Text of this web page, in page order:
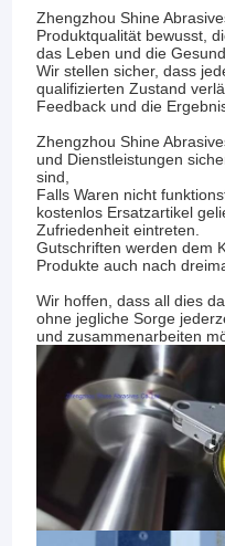
Zhengzhou Shine
Produktqualität bewusst,
das Leben und die
Wir stellen sicher, dass
qualifizierten Zustand
Feedback und die
Zhengzhou Shine
und Dienstleistungen
sind,
Falls Waren nicht
kostenlos Ersatzartikel
Zufriedenheit eintreten.
Gutschriften werden dem
Produkte auch nach
Wir hoffen, dass all dies
ohne jegliche Sorge
und zusammenarbeiten